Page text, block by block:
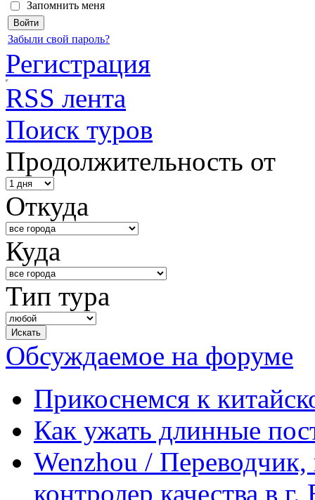
Запомнить меня
Забыли свой пароль?
Регистрация
RSS лента
Поиск туров
Продолжительность от
Откуда
Куда
Тип тура
Обсуждаемое на форуме
Прикоснемся к
Как ужать длинные
Wenzhou / Переводчик,
контролер качества в